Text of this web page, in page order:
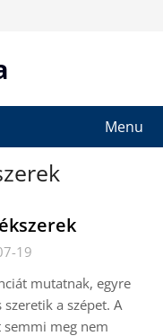
Menu
19
mutatnak, egyre
a szépet. A
semmi meg nem